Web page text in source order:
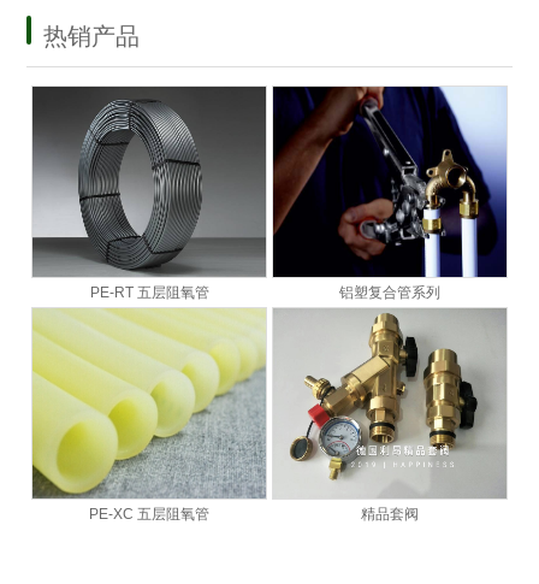
热销产品
PE-RT 五层阻氧管 铝塑复合管系列
PE-XC 五层阻氧管 精品套阀